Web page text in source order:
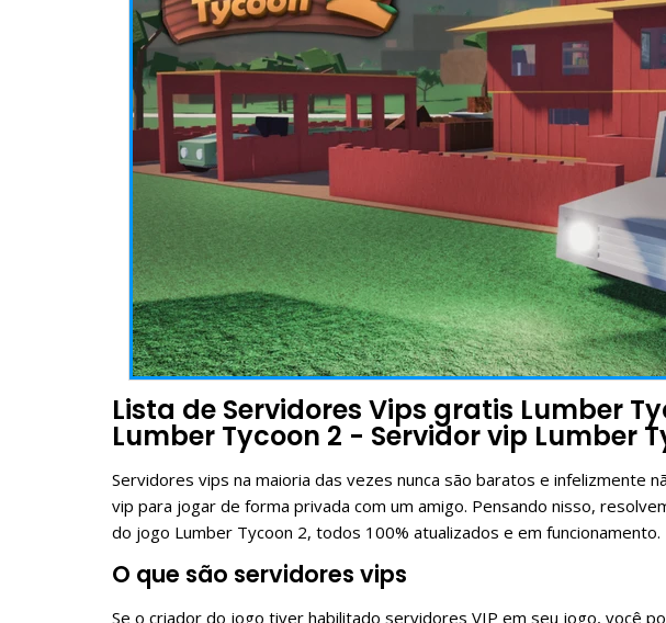
Lista de Servidores Vips gratis Lumber
Lumber Tycoon 2 - Servidor vip Lumber
Servidores vips na maioria das vezes nunca são baratos e infelizmente
vip para jogar de forma privada com um amigo. Pensando nisso,
do jogo Lumber Tycoon 2, todos 100% atualizados e em funcionamento.
O que são servidores vips
Se o criador do jogo tiver habilitado servidores VIP em seu jogo, você